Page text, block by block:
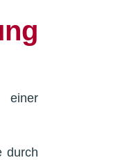
durch